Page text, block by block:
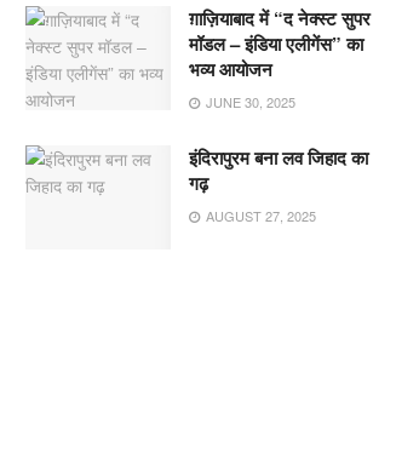
ग़ाज़ियाबाद में “द नेक्स्ट सुपर
मॉडल – इंडिया एलीगेंस” का
भव्य आयोजन
JUNE 30, 2025
इंदिरापुरम बना लव जिहाद का
गढ़
AUGUST 27, 2025